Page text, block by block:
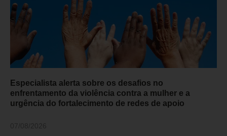
Especialista alerta sobre os desafios no
enfrentamento da violência contra a mulher e a
urgência do fortalecimento de redes de apoio